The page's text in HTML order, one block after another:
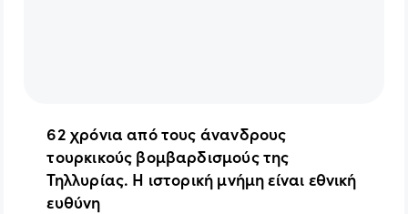
62 χρόνια από τους άνανδρους
τουρκικούς βομβαρδισμούς της
Τηλλυρίας. Η ιστορική μνήμη είναι εθνική
ευθύνη